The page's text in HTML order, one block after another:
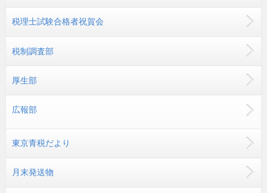
税理士試験合格者祝賀会
税制調査部
厚生部
広報部
東京青税だより
月末発送物